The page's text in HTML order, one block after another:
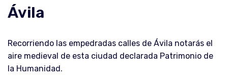
Ávila
Recorriendo las empedradas calles de Ávila notarás el
aire medieval de esta ciudad declarada Patrimonio de
la Humanidad.